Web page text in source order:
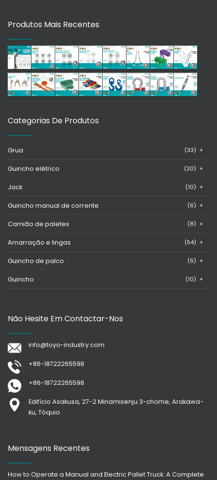
Produtos Mais Recentes
Categorias De Produtos
Grua (33) +
Guincho elétrico (20) +
Jack (10) +
Guincho manual de corrente (6) +
Camião de paletes (8) +
Amarração e lingas (54) +
Guincho de palco (6) +
Guincho (10) +
Não Hesite Em Contactar-Nos
info@toyo-industry.com
+86-18722265598
+86-18722265598
Edifício Asakusa, 27-2 Minamisenju 3-chome, Arakawa-
ku, Tóquio
Mensagens Recentes
How to Operate a Manual and Electric Pallet Truck: A Complete